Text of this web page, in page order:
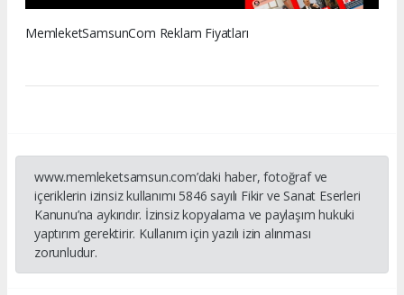
MemleketSamsunCom Reklam Fiyatları
www.memleketsamsun.com’daki haber, fotoğraf ve
içeriklerin izinsiz kullanımı 5846 sayılı Fikir ve Sanat Eserleri
Kanunu’na aykırıdır. İzinsiz kopyalama ve paylaşım hukuki
yaptırım gerektirir. Kullanım için yazılı izin alınması
zorunludur.